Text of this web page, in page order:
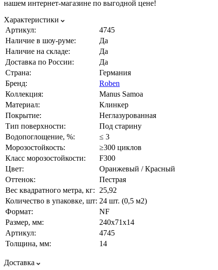
нашем интернет-магазине по выгодной цене!
Характеристики
Артикул:
4745
Наличие в шоу-руме:
Да
Наличие на складе:
Да
Доставка по России:
Да
Страна:
Германия
Бренд:
Roben
Коллекция:
Manus Samoa
Материал:
Клинкер
Покрытие:
Неглазурованная
Тип поверхности:
Под старину
Водопоглощение, %:
≤ 3
Морозостойкость:
≥300 циклов
Класс морозостойкости:
F300
Цвет:
Оранжевый / Красный
Оттенок:
Пестрая
Вес квадратного метра, кг:
25,92
Количество в упаковке, шт: 24 шт. (0,5 м2)
Формат:
NF
Размер, мм:
240х71х14
Артикул:
4745
Толщина, мм:
14
Доставка